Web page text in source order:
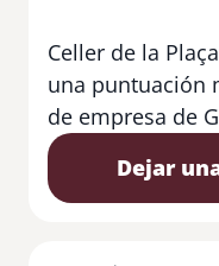
Celler de la
una puntuación
de empresa de
Dejar